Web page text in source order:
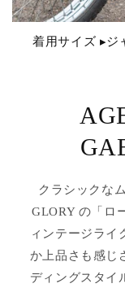
着用サイズ ▸ジ
クラシックな
GLORY の「ロ
ィンテージライ
か上品さも感じ
ディングスタイ